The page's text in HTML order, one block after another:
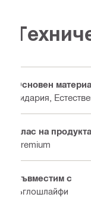
Основен
Зидария,
Клас на продукта
Premium
Съвместим с
Ъглошлайфи